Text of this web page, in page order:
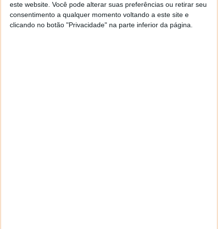
este website. Você pode alterar suas preferências ou retirar seu
consentimento a qualquer momento voltando a este site e
clicando no botão "Privacidade" na parte inferior da página.